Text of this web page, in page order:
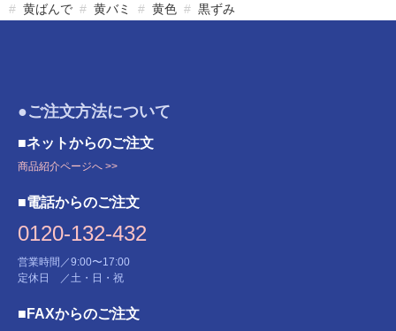
黄ばんで
黄バミ 黄色 黒ずみ
●ご注文方法について
■ネットからのご注文
商品紹介ページへ >>
■電話からのご注文
0120-132-432
営業時間／9:00〜17:00
定休日 ／土・日・祝
■FAXからのご注文